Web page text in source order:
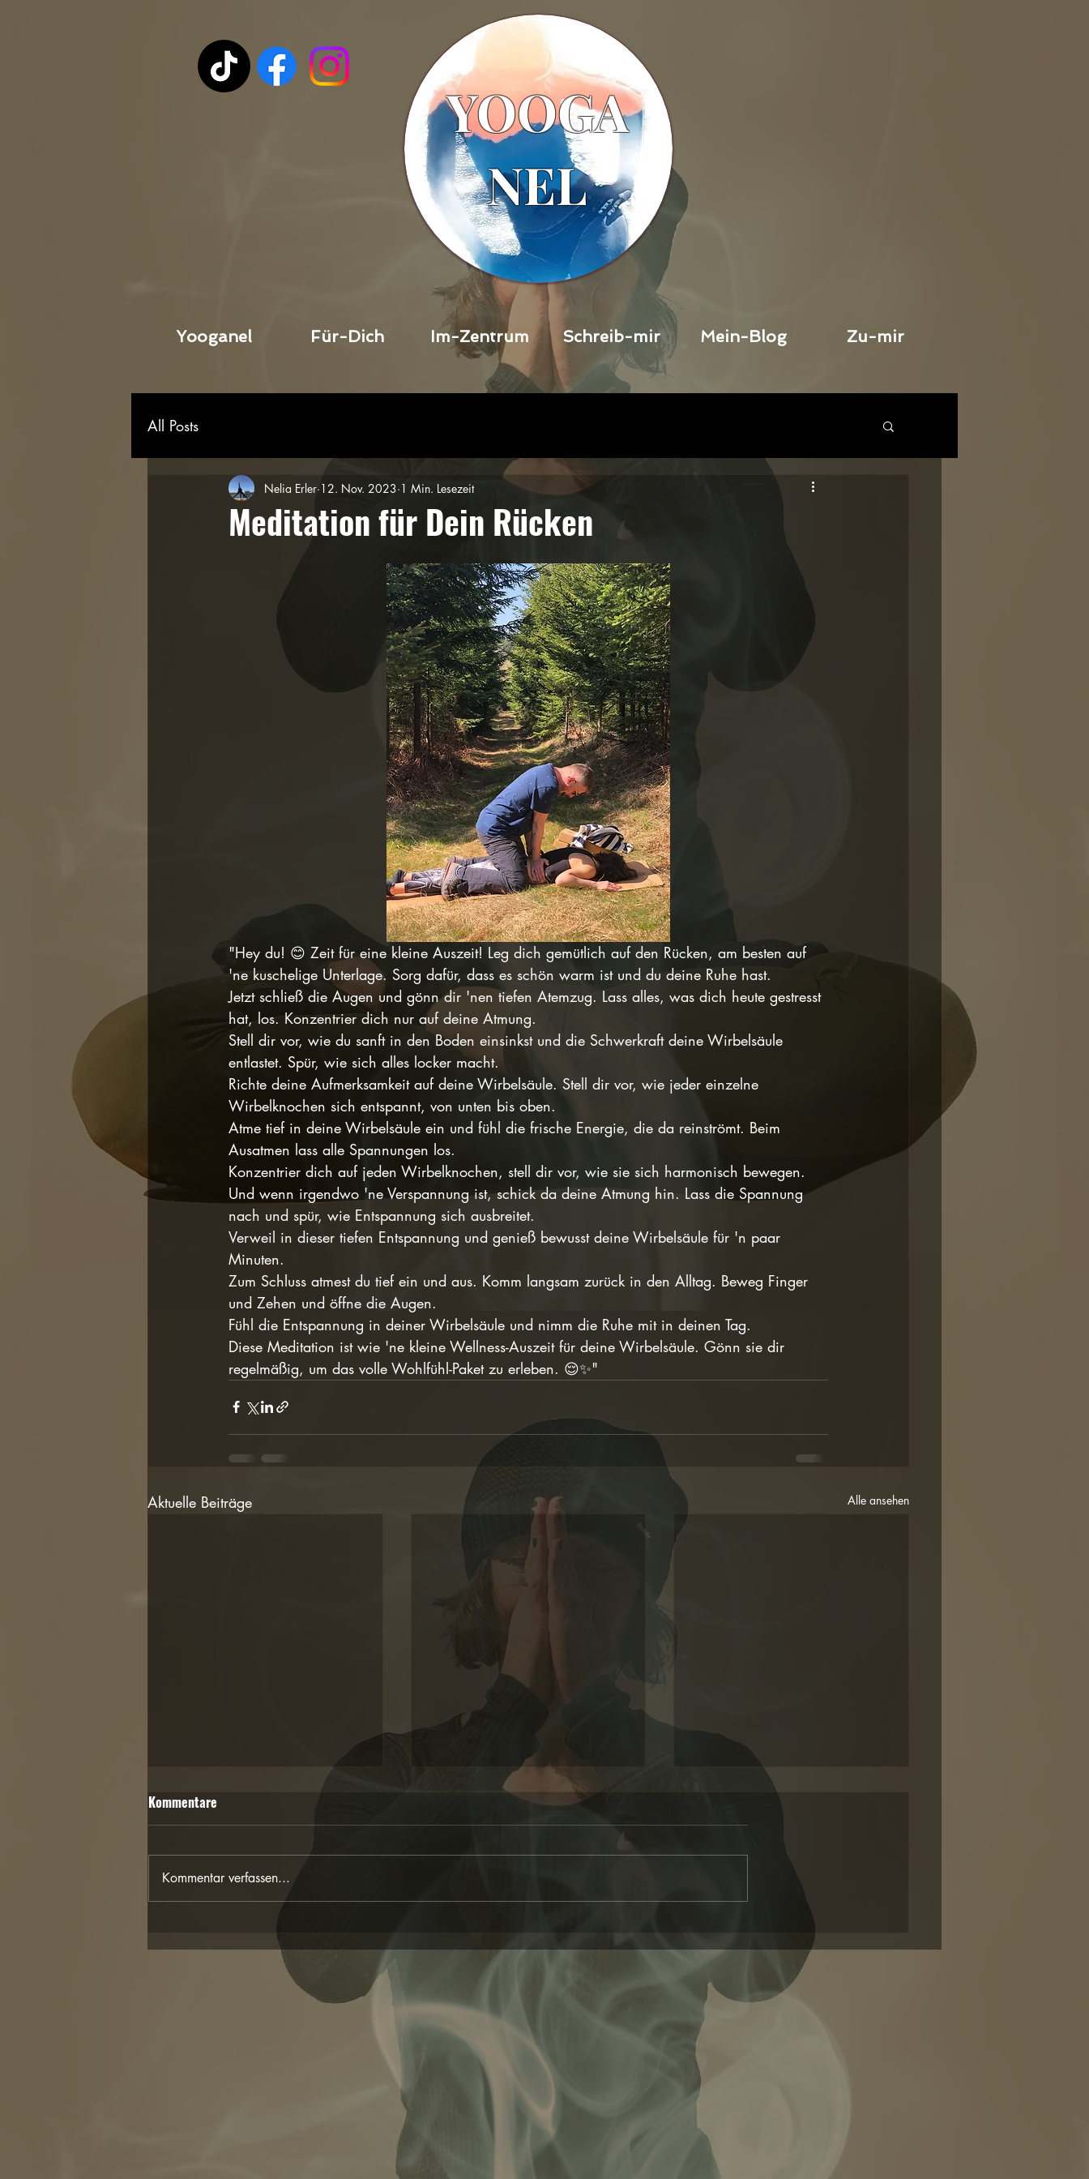
YOOGA
NEL
Yooganel Für-Dich Im-Zentrum Schreib-mir Mein-Blog Zu-mir
All Posts
Meditation für Dein Rücken
Nelia Erler 12. Nov. 2023 1 Min. Lesezeit
"Hey du! 😊 Zeit für eine kleine Auszeit! Leg dich gemütlich auf den Rücken, am besten auf
'ne kuschelige Unterlage. Sorg dafür, dass es schön warm ist und du deine Ruhe hast.
Jetzt schließ die Augen und gönn dir 'nen tiefen Atemzug. Lass alles, was dich heute gestresst
hat, los. Konzentrier dich nur auf deine Atmung.
Stell dir vor, wie du sanft in den Boden einsinkst und die Schwerkraft deine Wirbelsäule
entlastet. Spür, wie sich alles locker macht.
Richte deine Aufmerksamkeit auf deine Wirbelsäule. Stell dir vor, wie jeder einzelne
Wirbelknochen sich entspannt, von unten bis oben.
Atme tief in deine Wirbelsäule ein und fühl die frische Energie, die da reinströmt. Beim
Ausatmen lass alle Spannungen los.
Konzentrier dich auf jeden Wirbelknochen, stell dir vor, wie sie sich harmonisch bewegen.
Und wenn irgendwo 'ne Verspannung ist, schick da deine Atmung hin. Lass die Spannung
nach und spür, wie Entspannung sich ausbreitet.
Verweil in dieser tiefen Entspannung und genieß bewusst deine Wirbelsäule für 'n paar
Minuten.
Zum Schluss atmest du tief ein und aus. Komm langsam zurück in den Alltag. Beweg Finger
und Zehen und öffne die Augen.
Fühl die Entspannung in deiner Wirbelsäule und nimm die Ruhe mit in deinen Tag.
Diese Meditation ist wie 'ne kleine Wellness-Auszeit für deine Wirbelsäule. Gönn sie dir
regelmäßig, um das volle Wohlfühl-Paket zu erleben. 😌✨"
Aktuelle Beiträge Alle ansehen
Die Schattenseite des Yoga
Transzendenz: Von
Domestizierung zu
Transformation🪐
Wenn Erwartungen lauter sind
als meine eigene Stimme
Kommentare
Kommentar verfassen...